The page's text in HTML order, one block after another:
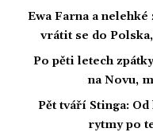
Ewa Farna a
vrátit se do
Po pěti letech
na Novu,
Pět tváří Stinga:
rytmy po